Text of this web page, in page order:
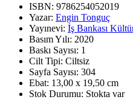
ISBN: 9786254052019
Yazar: Engin Tonguç
Yayınevi: İş Bankası
Basım Yılı: 2020
Baskı Sayısı: 1
Cilt Tipi: Ciltsiz
Sayfa Sayısı: 304
Ebat: 13,00 x 19,50 cm
Stok Durumu: Stokta var